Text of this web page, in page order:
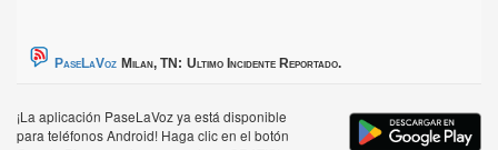
PaseLaVoz Milan, TN: Ultimo Incidente Reportado.
¡La aplicación PaseLaVoz ya está disponible
para teléfonos Android! Haga clic en el botón